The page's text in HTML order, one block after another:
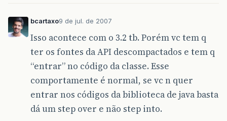
bcartaxo9 de jul. de 2007
Isso acontece com o 3.2 tb. Porém vc tem q
ter os fontes da API descompactados e tem q
“entrar” no código da classe. Esse
comportamente é normal, se vc n quer
entrar nos códigos da biblioteca de java basta
dá um step over e não step into.